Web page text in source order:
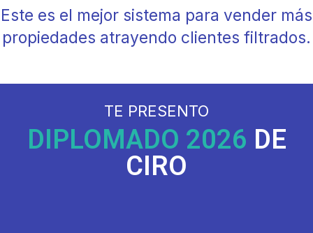
Este es el mejor sistema para vender más
propiedades atrayendo clientes filtrados.
TE PRESENTO
DIPLOMADO 2026 DE
CIRO